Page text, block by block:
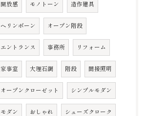
開放感 モノトーン 造作建具
ヘリンボーン オープン階段
エントランス 事務所 リフォーム
家事室 大理石調 階段 間接照明
オープンクローゼット シンプルモダン
モダン おしゃれ シューズクローク